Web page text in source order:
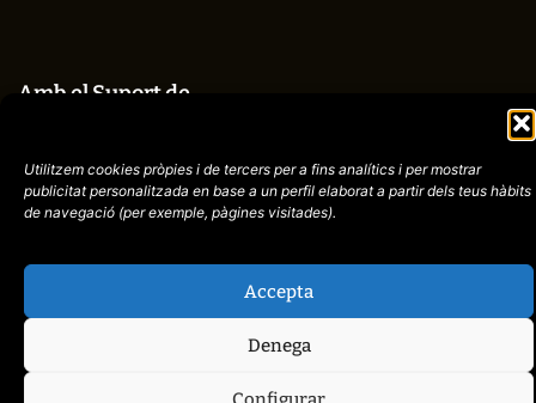
Utilitzem cookies pròpies i de tercers per a fins analítics i per mostrar
publicitatpersonalitzada en base a un perfil elaborat a partir dels teus hàbits
de navegació (perexemple, pàgines visitades).
Accepta
Denega
Amb el Suport de
Avís
Política de
web deplacid.cat